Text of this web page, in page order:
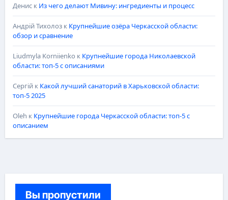
Дениск Из чего делают Мивину: ингредиенты и процесс
Андрій Тихолозк Крупнейшие озёра Черкасской области:
обзор и сравнение
Liudmyla Korniienko к Крупнейшие города Николаевской
области: топ-5 с описаниями
Сергійк Какой лучший санаторий в Харьковской области:
топ-5 2025
Oleh к Крупнейшие города Черкасской области: топ-5 с
описанием
Вы пропустили